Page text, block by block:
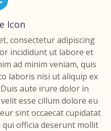
Icon
consectetur adipiscing
incididunt ut labore et
ad minim veniam, quis
laboris nisi ut aliquip ex
aute irure dolor in
esse cillum dolore eu
sint occaecat cupidatat
officia deserunt mollit